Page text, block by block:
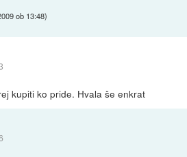
ob 13:48)
kupiti ko pride. Hvala še enkrat